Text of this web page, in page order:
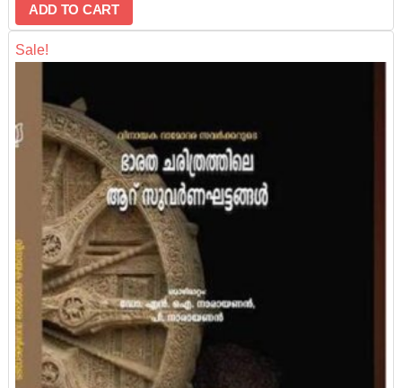
ADD TO CART
Sale!